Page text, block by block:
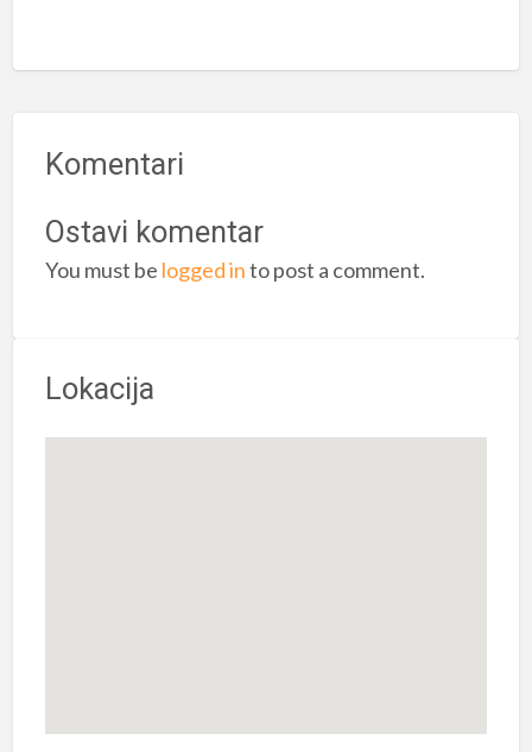
Komentari
Ostavi komentar
You must be logged into post a comment.
Lokacija